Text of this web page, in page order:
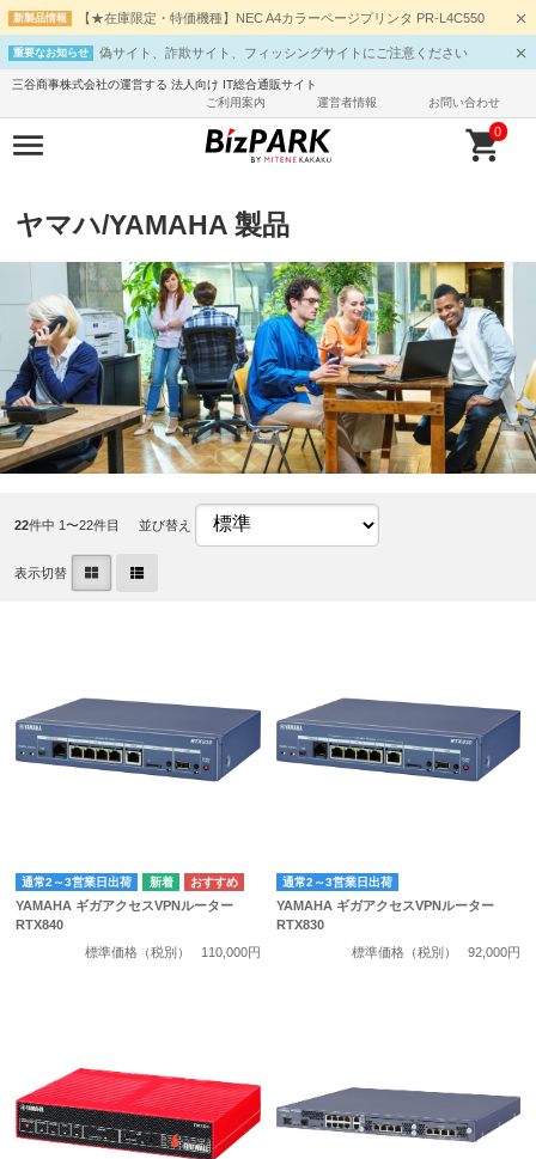
新製品情報 【★在庫限定・特価機種】NEC A4カラーページプリンタ PR-L4C550
重要なお知らせ 偽サイト、詐欺サイト、フィッシングサイトにご注意ください
三谷商事株式会社の運営する 法人向け IT総合通販サイト
ご利用案内
運営者情報 お問い合わせ
0
ヤマハ/YAMAHA 製品
22件中 1〜22件目 並び替え
表示切替
通常2～3営業日出荷
YAMAHA ギガアクセスVPNルーター
RTX840
標準価格（税別）
110,000円
通常2～3営業日出荷
YAMAHA ギガアクセスVPNルーター
RTX830
標準価格（税別）
92,000円